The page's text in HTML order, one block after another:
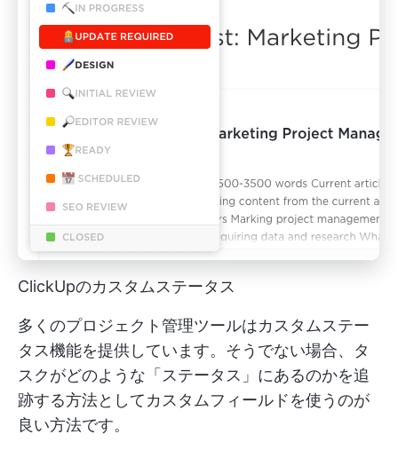
ClickUpのカスタムステータス
多くのプロジェクト管理ツールはカスタムステー
タス機能を提供しています。そうでない場合、タ
スクがどのような「ステータス」にあるのかを追
跡する方法としてカスタムフィールドを使うのが
良い方法です。